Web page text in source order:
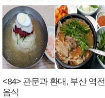
<84> 관문과 환대, 부산 역전
음식